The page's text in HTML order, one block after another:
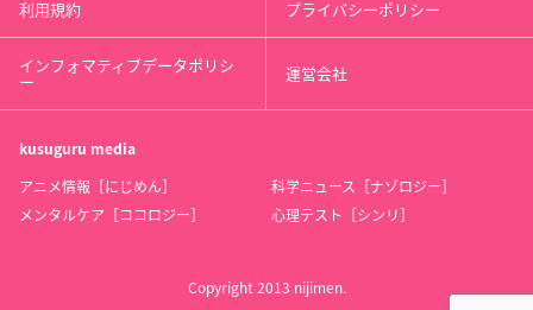
利用規約 プライバシーポリシー
インフォマティブデータポリシ
ー 運営会社
kusuguru media
アニメ情報［にじめん］
科学ニュース［ナゾロジー］
メンタルケア［ココロジー］
心理テスト［シンリ］
Copyright 2013 nijimen.